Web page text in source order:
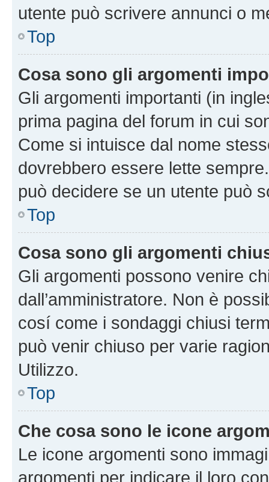
utente può scrivere annunci o
Top
Cosa sono gli argomenti
Gli argomenti importanti (in
prima pagina del forum in cui
Come si intuisce dal nome
dovrebbero essere lette
può decidere se un utente può
Top
Cosa sono gli argomenti
Gli argomenti possono venire
dall’amministratore. Non è
cosí come i sondaggi chiusi
può venir chiuso per varie
Utilizzo.
Top
Che cosa sono le icone
Le icone argomenti sono
argomenti per indicare il loro